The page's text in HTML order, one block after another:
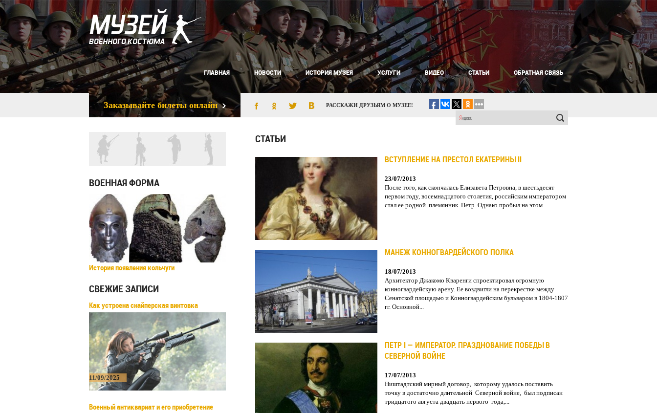
ГЛАВНАЯ НОВОСТИ ИСТОРИЯ МУЗЕЯ УСЛУГИ ВИДЕО СТАТЬИ ОБРАТНАЯ СВЯЗЬ
Заказывайте билеты онлайн РАССКАЖИ ДРУЗЬЯМ О МУЗЕЕ!
ВОЕННАЯ ФОРМА
История появления кольчуги
СВЕЖИЕ ЗАПИСИ
Как устроена снайперская винтовка
11/09/2025
Военный антиквариат и его приобретение
СТАТЬИ
ВСТУПЛЕНИЕ НА ПРЕСТОЛ ЕКАТЕРИНЫ II
23/07/2013
После того, как скончалась Елизавета Петровна, в шестьдесят
первом году, восемнадцатого столетия, российским императором
стал ее родной племянник Петр. Однако пробыл на этом...
МАНЕЖ КОННОГВАРДЕЙСКОГО ПОЛКА
18/07/2013
Архитектор Джакомо Кваренги спроектировал огромную
конногвардейскую арену. Ее воздвигли на перекрестке между
Сенатской площадью и Конногвардейским бульваром в 1804-1807
гг. Основной...
ПЕТР I — ИМПЕРАТОР. ПРАЗДНОВАНИЕ ПОБЕДЫ В
СЕВЕРНОЙ ВОЙНЕ
17/07/2013
Ништадтский мирный договор, которому удалось поставить
точку в достаточно длительной Северной войне, был подписан
тридцатого августа двадцать первого года,...